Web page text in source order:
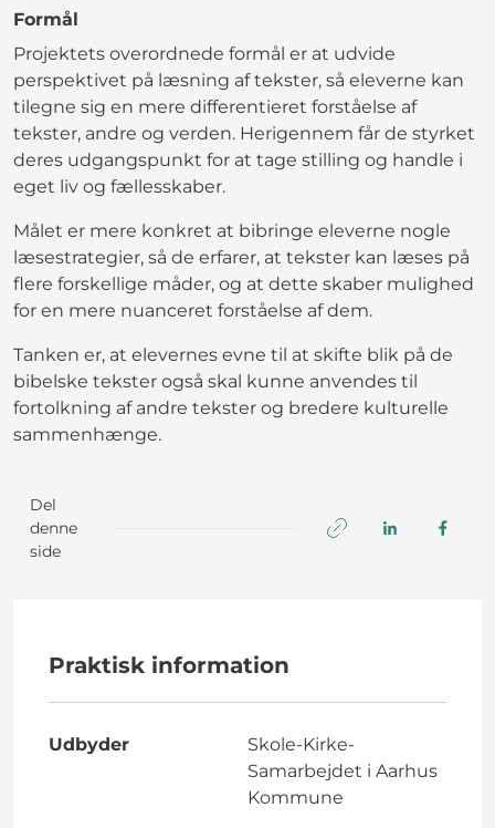
Formål
Projektets overordnede formål er at udvide
perspektivet på læsning af tekster, så eleverne kan
tilegne sig en mere differentieret forståelse af
tekster, andre og verden. Herigennem får de styrket
deres udgangspunkt for at tage stilling og handle i
eget liv og fællesskaber.
Målet er mere konkret at bibringe eleverne nogle
læsestrategier, så de erfarer, at tekster kan læses på
flere forskellige måder, og at dette skaber mulighed
for en mere nuanceret forståelse af dem.
Tanken er, at elevernes evne til at skifte blik på de
bibelske tekster også skal kunne anvendes til
fortolkning af andre tekster og bredere kulturelle
sammenhænge.
Del
denne
side
Praktisk information
Udbyder
Skole-Kirke-
Samarbejdet i Aarhus
Kommune